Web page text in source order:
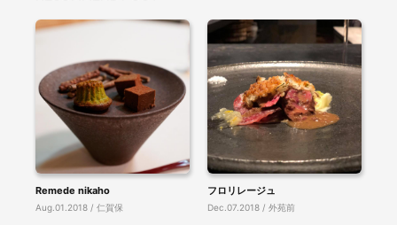
Remede nikaho
Aug.01.2018 / 仁賀保
フロリレージュ
Dec.07.2018 / 外苑前